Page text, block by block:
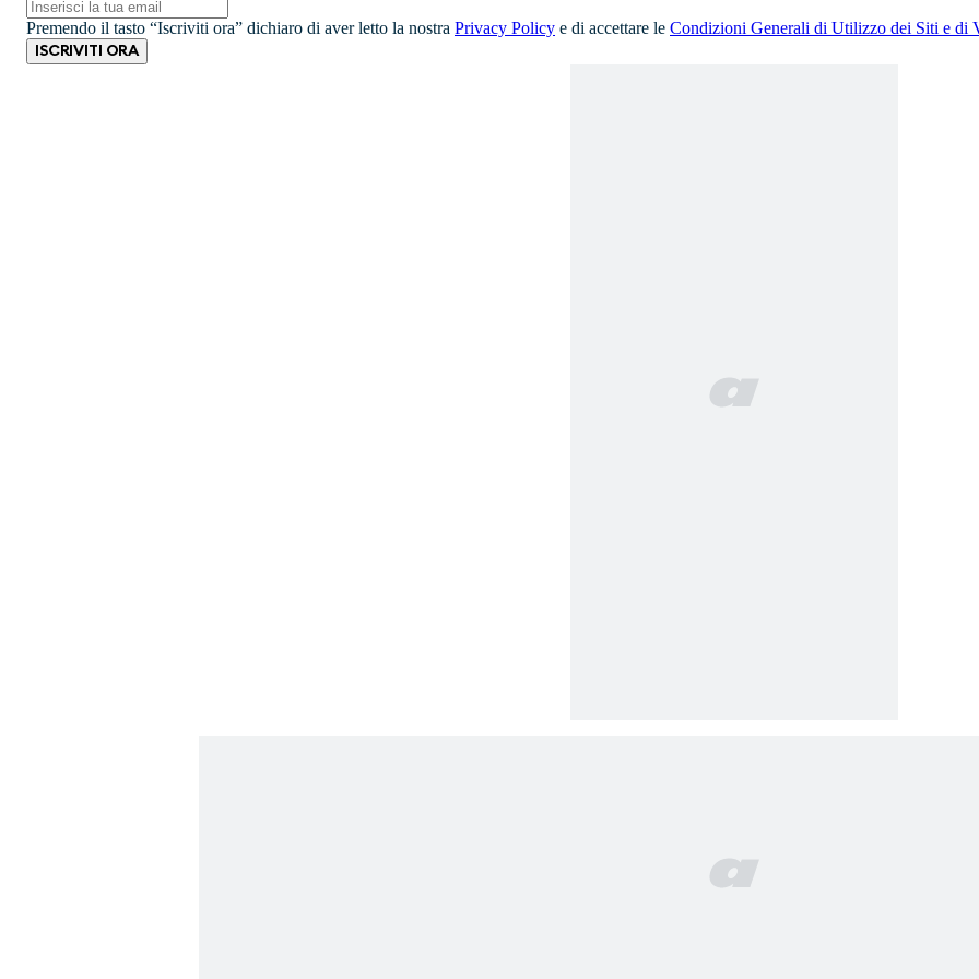
Premendo il tasto “Iscriviti ora” dichiaro di aver letto la nostra Privacy Policy e di accettare le Condizioni Generali di Utilizzo dei Siti e di
ISCRIVITI ORA